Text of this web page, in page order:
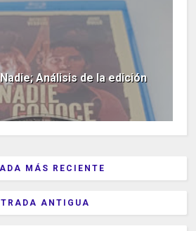
Análisis de la edición
MÁS RECIENTE
ANTIGUA